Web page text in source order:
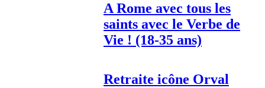
A Rome avec tous les
saints avec le Verbe de
Vie ! (18-35 ans)
Retraite icône Orval